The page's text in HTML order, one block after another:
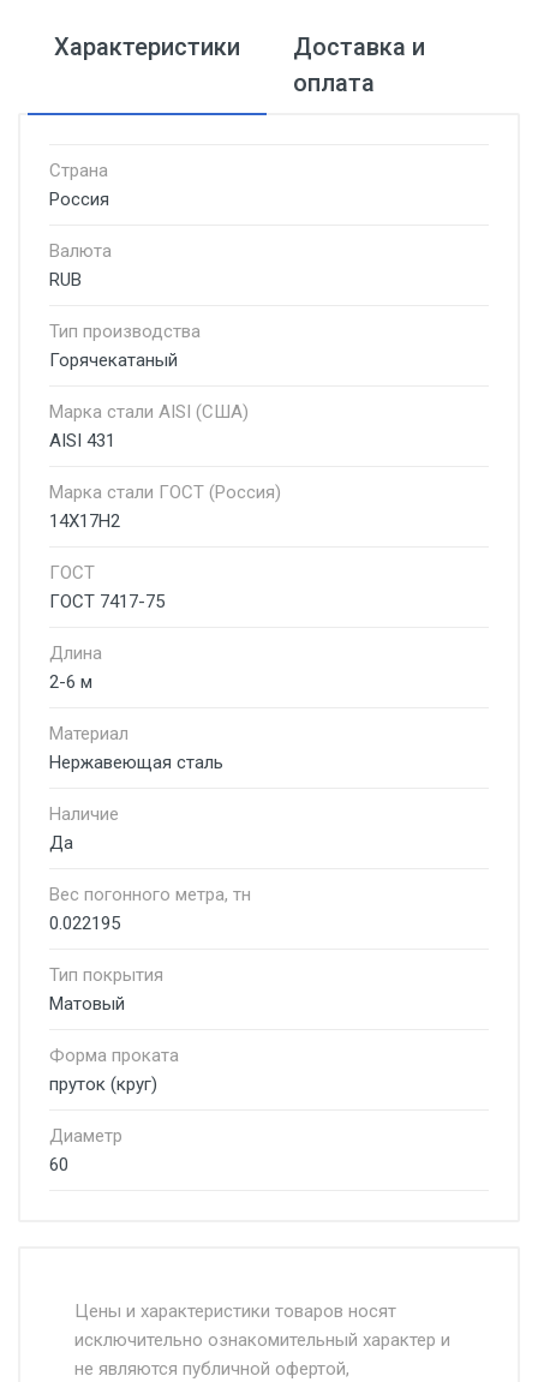
Характеристики
Доставка и
оплата
Страна
Россия
Валюта
RUB
Тип производства
Горячекатаный
Марка стали AISI (США)
AISI 431
Марка стали ГОСТ (Россия)
14Х17Н2
ГОСТ
ГОСТ 7417-75
Длина
2-6 м
Материал
Нержавеющая сталь
Наличие
Да
Вес погонного метра, тн
0.022195
Тип покрытия
Матовый
Форма проката
пруток (круг)
Диаметр
60
Москве и Московской области.
Доставка осуществляется собственным и
Цены и характеристики товаров носят
исключительно ознакомительный характер и
не являются публичной офертой,